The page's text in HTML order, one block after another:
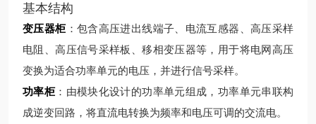
基本结构
变压器柜：包含高压进出线端子、电流互感器、高压采样
电阻、高压信号采样板、移相变压器等，用于将电网高压
变换为适合功率单元的电压，并进行信号采样。
功率柜：由模块化设计的功率单元组成，功率单元串联构
成逆变回路，将直流电转换为频率和电压可调的交流电。